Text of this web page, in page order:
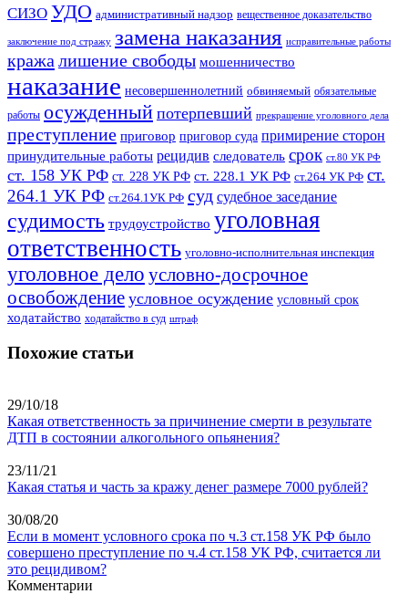
СИЗО УДО административный надзор вещественное доказательство
заключение под стражу замена наказания исправительные работы
кража лишение свободы мошенничество
наказание несовершеннолетний обвиняемый обязательные
работы осужденный потерпевший прекращение уголовного дела
преступление приговор приговор суда примирение сторон
принудительные работы рецидив следователь срок ст.80 УК РФ
ст. 158 УК РФ ст. 228 УК РФ ст. 228.1 УК РФ ст.264 УК РФ ст.
264.1 УК РФ ст.264.1УК РФ суд судебное заседание
судимость трудоустройство уголовная
ответственность уголовно-исполнительная инспекция
уголовное дело условно-досрочное
освобождение условное осуждение условный срок
ходатайство ходатайство в суд штраф
Похожие статьи
29/10/18
Какая ответственность за причинение смерти в результате
ДТП в состоянии алкогольного опьянения?
23/11/21
Какая статья и часть за кражу денег размере 7000 рублей?
30/08/20
Если в момент условного срока по ч.3 ст.158 УК РФ было
совершено преступление по ч.4 ст.158 УК РФ, считается ли
это рецидивом?
Комментарии